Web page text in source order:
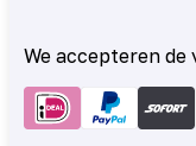
We accepteren de